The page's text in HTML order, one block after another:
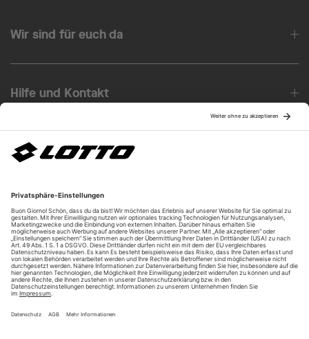
Wir sind für euch da
Hilfe und Kontakt
Über uns
Unsere Vorteile
Unsere Partner